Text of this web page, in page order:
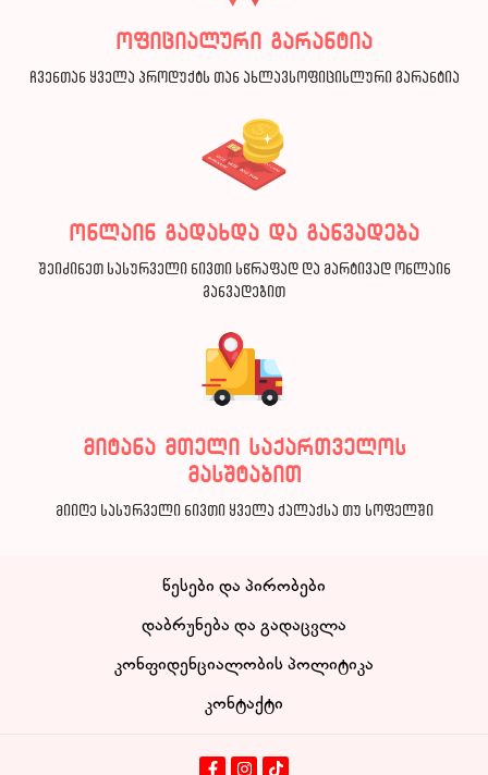
ოფიციალური გარანტია
ჩვენთან ყველა პროდუქტს თან ახლავსოფიცისლური გარანტია
ონლაინ გადახდა და განვადება
შეიძინეთ სასურველი ნივთი სწრაფად და მარტივად ონლაინ
განვადებით
მიტანა მთელი საქართველოს
მასშტაბით
მიიღე სასურველი ნივთი ყველა ქალაქსა თუ სოფელში
წესები და პირობები
დაბრუნება და გადაცვლა
კონფიდენციალობის პოლიტიკა
კონტაქტი